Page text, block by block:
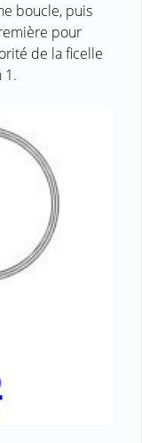
boucle, puis
pour
de la ficelle
1.